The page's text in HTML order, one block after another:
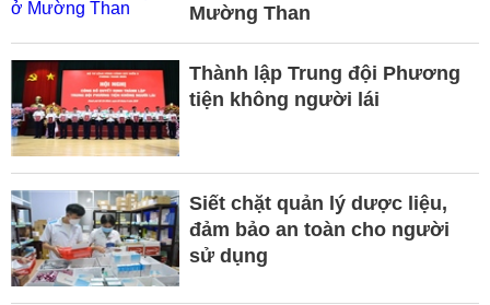
Mường Than
Thành lập Trung đội Phương
tiện không người lái
Siết chặt quản lý dược liệu,
đảm bảo an toàn cho người
sử dụng